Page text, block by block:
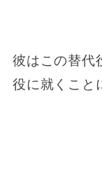
彼はこの替代
役に就くこと